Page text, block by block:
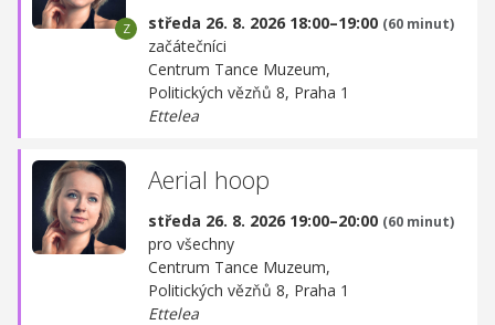
středa 26. 8. 2026 18:00–19:00 (60 minut)
začátečníci
Centrum Tance Muzeum,
Politických vězňů 8, Praha 1
Ettelea
Aerial hoop
středa 26. 8. 2026 19:00–20:00 (60 minut)
pro všechny
Centrum Tance Muzeum,
Politických vězňů 8, Praha 1
Ettelea